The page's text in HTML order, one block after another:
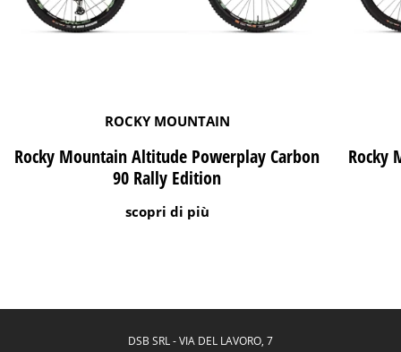
ROCKY MOUNTAIN
Rocky Mountain Altitude Powerplay Carbon
90 Rally Edition
scopri di più
Rocky
DSB SRL-VIA DEL LAVORO, 7